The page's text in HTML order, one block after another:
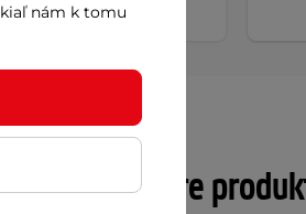
+ Pridať do košíka
Parametre
nám k tomu